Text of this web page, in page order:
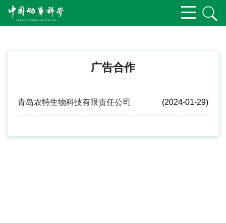
广告合作
青岛农特生物科技有限责任公司 (2024-01-29)